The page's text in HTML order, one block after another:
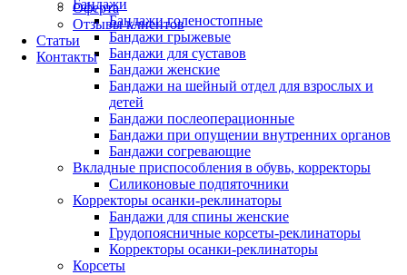
Оферта
Отзывы клиентов
Статьи
Контакты
Бандажи
Бандажи голеностопные
Бандажи грыжевые
Бандажи для суставов
Бандажи женские
Бандажи на шейный отдел для взрослых и
детей
Бандажи послеоперационные
Бандажи при опущении внутренних органов
Бандажи согревающие
Вкладные приспособления в обувь, корректоры
Силиконовые подпяточники
Корректоры осанки-реклинаторы
Бандажи для спины женские
Грудопоясничные корсеты-реклинаторы
Корректоры осанки-реклинаторы
Корсеты